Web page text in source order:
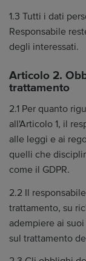
1.3 Tutti i dati
Responsabile
degli interessati.
Articolo 2.
trattamento
2.1 Per quanto
all'Articolo 1, il
alle leggi e ai
quelli che
come il GDPR.
2.2 Il
trattamento, su
adempiere ai
sul trattamento